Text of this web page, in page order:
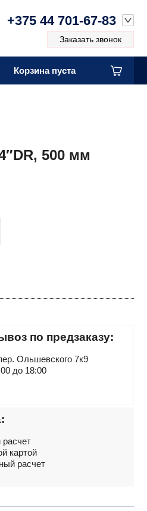
+375 44 701-67-83
Заказать звонок
Корзина пуста
500 мм
по предзаказу:
Ольшевского 7к9
до 18:00
картой
расчет